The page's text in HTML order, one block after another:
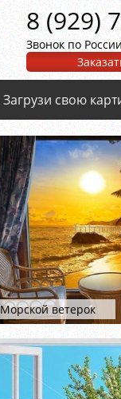
8 (929)
Звонок по
Загрузи свою
Морской ветерок